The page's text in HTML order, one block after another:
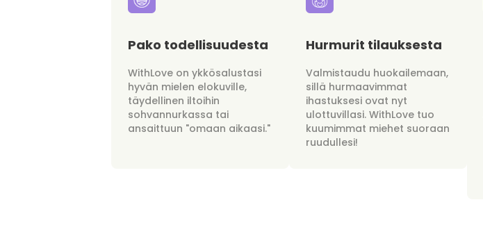
Pako todellisuudesta
WithLove on ykkösalustasi
hyvän mielen elokuville,
täydellinen iltoihin
sohvannurkassa tai
ansaittuun "omaan aikaasi."
Hurmurit tilauksesta
Valmistaudu huokailemaan,
sillä hurmaavimmat
ihastuksesi ovat nyt
ulottuvillasi. WithLove tuo
kuumimmat miehet suoraan
ruudullesi!